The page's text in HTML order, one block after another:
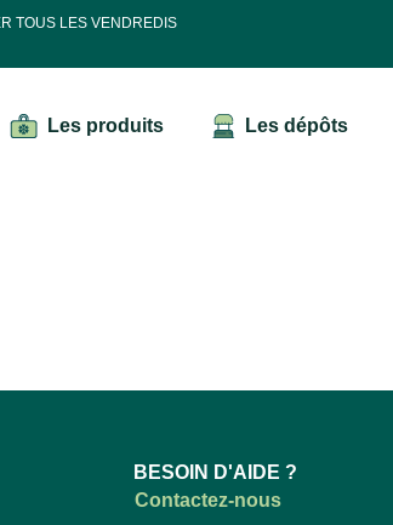
TOUS LES VENDREDIS
Les produits Les dépôts
BESOIN D'AIDE ?
Contactez-nous